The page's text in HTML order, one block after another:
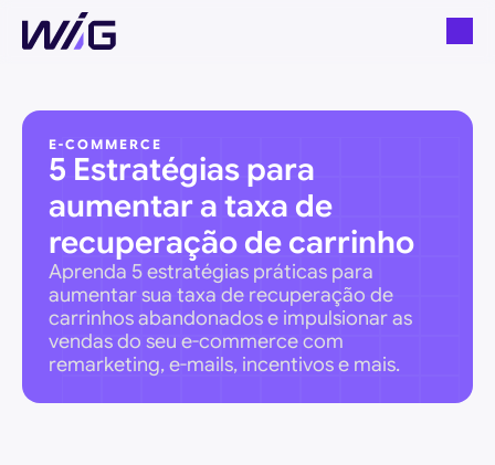
E-COMMERCE
5 Estratégias para
aumentar a taxa de
recuperação de carrinho
Aprenda 5 estratégias práticas para
aumentar sua taxa de recuperação de
carrinhos abandonados e impulsionar as
vendas do seu e-commerce com
remarketing, e-mails, incentivos e mais.